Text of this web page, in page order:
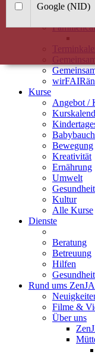
Treffpunkt Jung
40 Jahre
Kurse
Angebot /
Bewegung
Kreativität
Ernährung
Umwelt
Gesundheit
Kultur
Alle Kurse
Dienste
Beratung
Betreuung
Hilfen
Gesundheit
Rund ums ZenJA
Filme &
Über uns
Google (NID)